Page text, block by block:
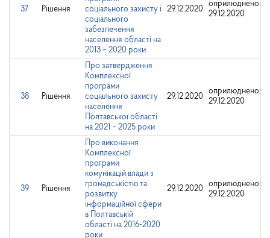
37 Рішення
соціального захисту і
соціального
забезпечення
населення області на
2013 – 2020 роки
29.12.2020
оприлюднено:
29.12.2020
38 Рішення
Про затвердження
Комплексної
програми
соціального захисту
населення
Полтавської області
на 2021 – 2025 роки
29.12.2020
оприлюднено:
29.12.2020
39 Рішення
Про виконання
Комплексної
програми
комунікацій влади з
громадськістю та
розвитку
інформаційної сфери
в Полтавській
області на 2016-2020
роки
29.12.2020
оприлюднено:
29.12.2020